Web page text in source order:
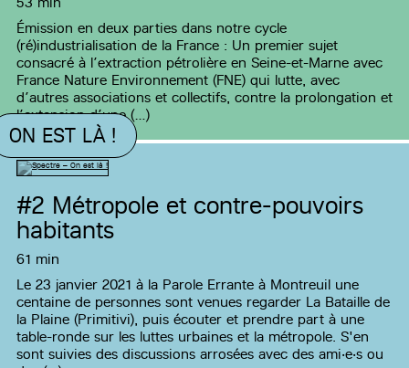
Émission en deux parties dans notre cycle
(ré)industrialisation de la France : Un premier sujet
consacré à l’extraction pétrolière en Seine-et-Marne avec
France Nature Environnement (FNE) qui lutte, avec
d’autres associations et collectifs, contre la prolongation et
l’extension d’une (…)
ON EST LÀ !
#2 Métropole et contre-pouvoirs
habitants
61 min
Le 23 janvier 2021 à la Parole Errante à Montreuil une
centaine de personnes sont venues regarder La Bataille de
la Plaine (Primitivi), puis écouter et prendre part à une
table-ronde sur les luttes urbaines et la métropole. S'en
sont suivies des discussions arrosées avec des ami‧e‧s ou